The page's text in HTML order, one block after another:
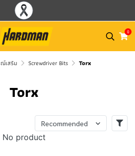
0
เสริม Screwdriver Bits Torx
Torx
Recommended
No product